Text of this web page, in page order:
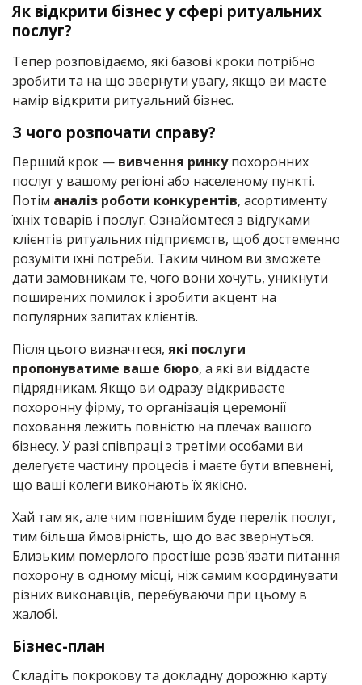
Як відкрити бізнес у сфері ритуальних
послуг?
Тепер розповідаємо, які базові кроки потрібно
зробити та на що звернути увагу, якщо ви маєте
намір відкрити ритуальний бізнес.
З чого розпочати справу?
Перший крок — вивчення ринкупохоронних
послуг у вашому регіоні або населеному пункті.
Потім аналіз роботи конкурентів, асортименту
їхніх товарів і послуг. Ознайомтеся з відгуками
клієнтів ритуальних підприємств, щоб достеменно
розуміти їхні потреби. Таким чином ви зможете
дати замовникам те, чого вони хочуть, уникнути
поширених помилок і зробити акцент на
популярних запитах клієнтів.
Після цього визначтеся, які послуги
пропонуватиме ваше бюро, а які ви віддасте
підрядникам. Якщо ви одразу відкриваєте
похоронну фірму, то організація церемонії
поховання лежить повністю на плечах вашого
бізнесу. У разі співпраці з третіми особами ви
делегуєте частину процесів і маєте бути впевнені,
що ваші колеги виконають їх якісно.
Хай там як, але чим повнішим буде перелік послуг,
тим більша ймовірність, що до вас звернуться.
Близьким померлого простіше розв'язати питання
похорону в одному місці, ніж самим координувати
різних виконавців, перебуваючи при цьому в
жалобі.
Бізнес-план
Складіть покрокову та докладну дорожню карту